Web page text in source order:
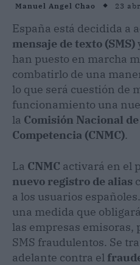
Manuel Angel Chao 23
España está decidida a
mensaje de texto (SMS)
han puesto en marcha
combatirlo de una
lo que será cuestión de
funcionamiento una
la Comisión Nacional
Competencia (CNMC).
La CNMC activará en el
nuevo registro de alias
a los usuarios
una medida que
las empresas emisoras,
SMS fraudulentos. Se
adelante contra el